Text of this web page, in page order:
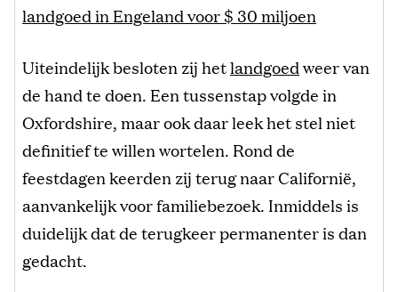
landgoed in Engeland voor $ 30 miljoen
Uiteindelijk besloten zij hetlandgoedweer van
de hand te doen. Een tussenstap volgde in
Oxfordshire, maar ook daar leek het stel niet
definitief te willen wortelen. Rond de
feestdagen keerden zij terug naar Californië,
aanvankelijk voor familiebezoek. Inmiddels is
duidelijk dat de terugkeer permanenter is dan
gedacht.